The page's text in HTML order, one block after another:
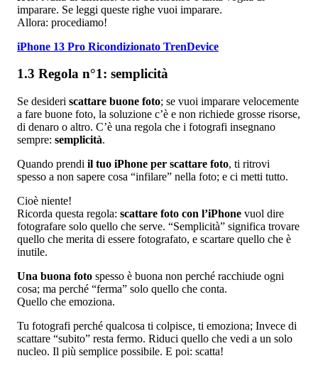
imparare. Se leggi queste righe vuoi imparare.
Allora: procediamo!
iPhone 13 Pro Ricondizionato TrenDevice
1.3 Regola n°1: semplicità
Se desideri scattare buone foto; se vuoi imparare velocemente
a fare buone foto, la soluzione c’è e non richiede grosse risorse,
di denaro o altro. C’è una regola che i fotografi insegnano
sempre: semplicità.
Quando prendi il tuo iPhone per scattare foto, ti ritrovi
spesso a non sapere cosa “infilare” nella foto; e ci metti tutto.
Cioè niente!
Ricorda questa regola: scattare foto con l’iPhone vuol dire
fotografare solo quello che serve. “Semplicità” significa trovare
quello che merita di essere fotografato, e scartare quello che è
inutile.
Una buona foto spesso è buona non perché racchiude ogni
cosa; ma perché “ferma” solo quello che conta.
Quello che emoziona.
Tu fotografi perché qualcosa ti colpisce, ti emoziona; Invece di
scattare “subito” resta fermo. Riduci quello che vedi a un solo
nucleo. Il più semplice possibile. E poi: scatta!